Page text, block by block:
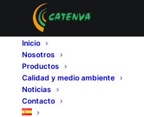
Inicio
Nosotros
Productos
Calidad y medio ambiente
Noticias
Contacto
Fabricantes de
Home
El uso estratégico del
Fabricantes de tableros